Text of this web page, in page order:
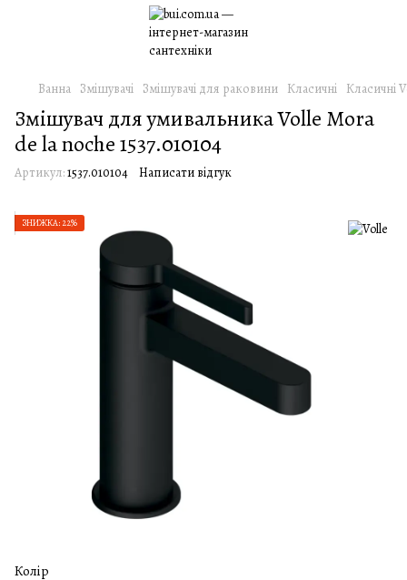
Ванна Змішувачі Змішувачі для раковини Класичні Класичні
Змішувач для умивальника Volle Mora
de la noche 1537.010104
Артикул:1537.010104 Написати відгук
ЗНИЖКА: 22%
Колір